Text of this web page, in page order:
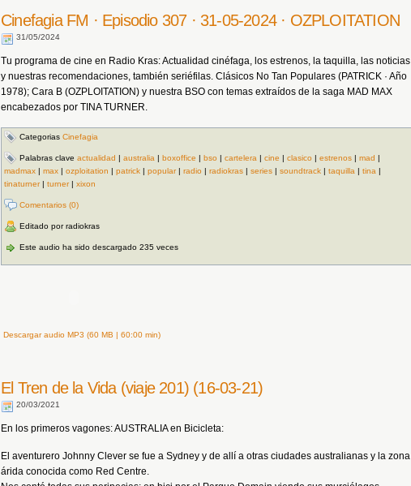
Cinefagia FM · Episodio 307 · 31-05-2024 · OZPLOITATION
31/05/2024
Tu programa de cine en Radio Kras: Actualidad cinéfaga, los estrenos, la taquilla, las noticias
y nuestras recomendaciones, también seriéfilas. Clásicos No Tan Populares (PATRICK · Año
1978); Cara B (OZPLOITATION) y nuestra BSO con temas extraídos de la saga MAD MAX
encabezados por TINA TURNER.
Categorias Cinefagia
Palabras clave actualidad | australia | boxoffice | bso | cartelera | cine | clasico | estrenos | mad |
madmax | max | ozploitation | patrick | popular| radio | radiokras | series | soundtrack | taquilla | tina |
tinaturner| turner| xixon
Comentarios (0)
Editado por radiokras
Este audio ha sido descargado 235 veces
Descargar audio MP3 (60 MB | 60:00 min)
El Tren de la Vida (viaje 201) (16-03-21)
20/03/2021
En los primeros vagones: AUSTRALIA en Bicicleta:
El aventurero Johnny Clever se fue a Sydney y de allí a otras ciudades australianas y la zona
árida conocida como Red Centre.